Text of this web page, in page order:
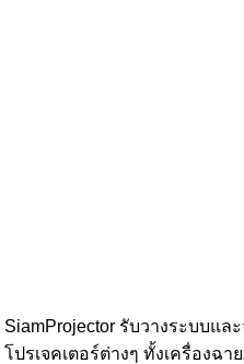
SiamProjector รับวางระบบแล
โปรเจคเตอร์ต่างๆ ทั้งเครื่องฉ